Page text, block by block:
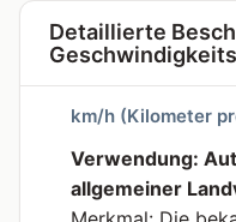
Detaillierte
km/h (Kilometer
Verwendung:
allgemeiner